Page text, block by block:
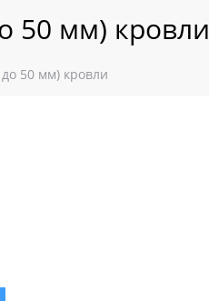
50 мм) кровли
50 мм) кровли